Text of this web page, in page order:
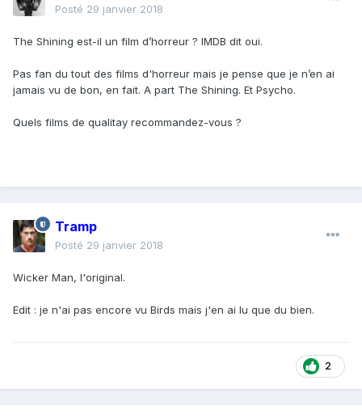
Posté 29 janvier 2018
The Shining est-il un film d’horreur ? IMDB dit oui.
Pas fan du tout des films d'horreur mais je pense que je n’en ai
jamais vu de bon, en fait. A part The Shining. Et Psycho.
Quels films de qualitay recommandez-vous ?
Tramp
Posté 29 janvier 2018
Wicker Man, l'original.
Edit : je n'ai pas encore vu Birds mais j'en ai lu que du bien.
2